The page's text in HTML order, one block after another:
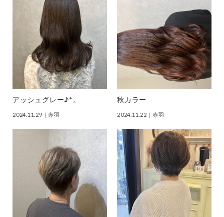
アッシュグレー♪*。
2024.11.29 ｜赤羽
秋カラー
2024.11.22 ｜赤羽